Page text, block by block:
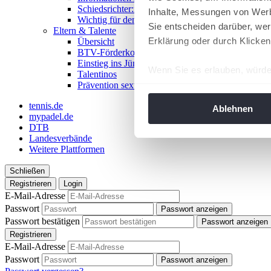
Inhalte, Messungen von
Sie entscheiden darüber,
Erklärung oder durch
Wenn Sie es erlauben,
Website an unsere Partner
möglicherweise mit weiteren
der Dienste gesammelt
Ablehnen
Schiedsrichter:in werden!
Wichtig für den Spieltag
Eltern & Talente
Übersicht
BTV-Förderkonzept
Einstieg ins Jüngstentennis
Talentinos
Prävention sexualisierter Gewalt
tennis.de
mypadel.de
DTB
Landesverbände
Weitere Plattformen
Schließen
Registrieren
Login
E-Mail-Adresse
Passwort
Passwort anzeigen
Passwort bestätigen
Passwort anzeigen
Registrieren
E-Mail-Adresse
Passwort
Passwort anzeigen